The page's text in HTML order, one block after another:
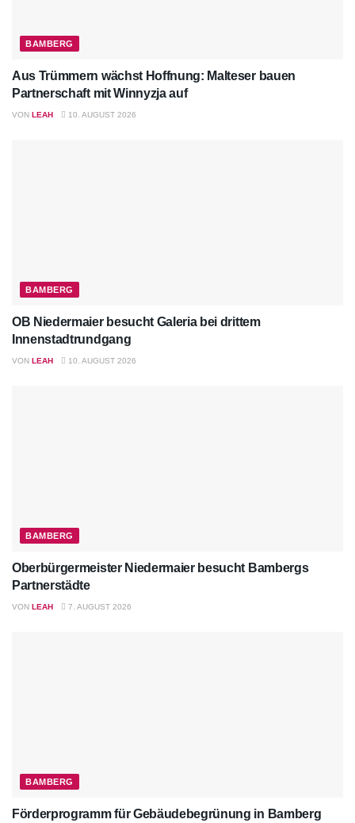
BAMBERG
Aus Trümmern wächst Hoffnung: Malteser bauen
Partnerschaft mit Winnyzja auf
VON LEAH 10. AUGUST 2026
BAMBERG
OB Niedermaier besucht Galeria bei drittem
Innenstadtrundgang
VON LEAH 10. AUGUST 2026
BAMBERG
Oberbürgermeister Niedermaier besucht Bambergs
Partnerstädte
VON LEAH 7. AUGUST 2026
BAMBERG
Förderprogramm für Gebäudebegrünung in Bamberg